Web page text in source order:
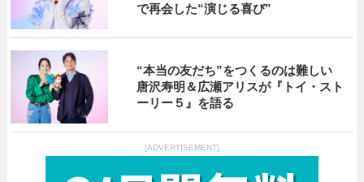
で再会した“演じる喜び”
“本当の友だち”をつくるのは難しい
唐沢寿明＆広瀬アリスが『トイ・スト
ーリー５』を語る
[ADVERTISEMENT]